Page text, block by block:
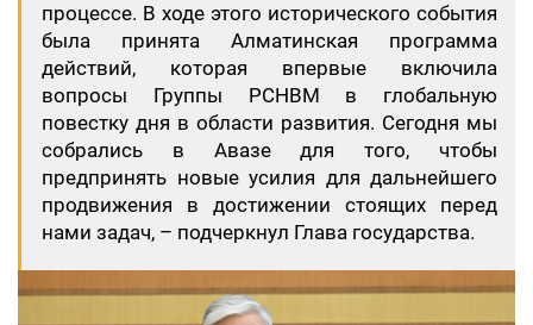
процессе. В ходе этого исторического события
была принята Алматинская программа
действий, которая впервые включила
вопросы Группы РСНВМ в глобальную
повестку дня в области развития. Сегодня мы
собрались в Авазе для того, чтобы
предпринять новые усилия для дальнейшего
продвижения в достижении стоящих перед
нами задач, – подчеркнул Глава государства.